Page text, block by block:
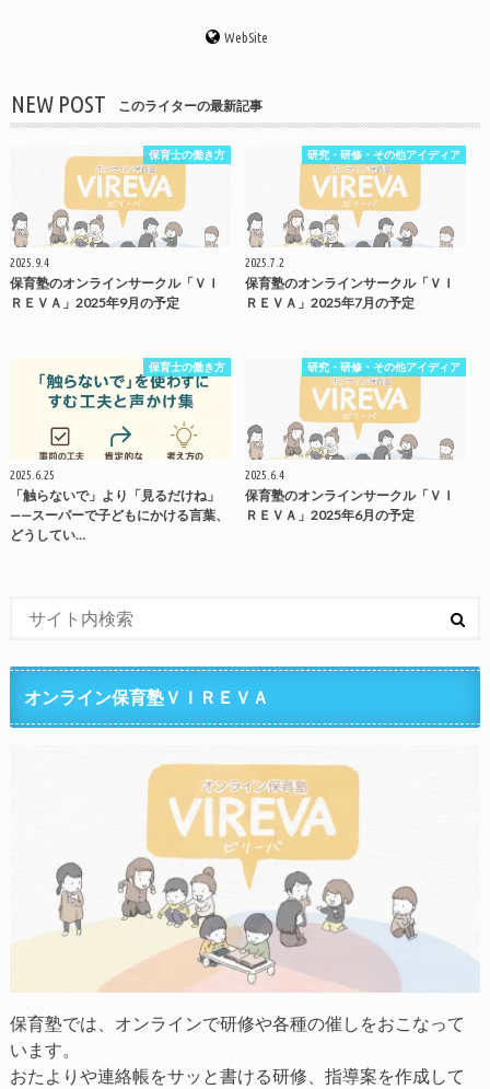
WebSite
NEW POST このライターの最新記事
保育士の働き方
2025.9.4
保育塾のオンラインサークル「ＶＩ
ＲＥＶＡ」2025年9月の予定
研究・研修・その他アイディア
2025.7.2
保育塾のオンラインサークル「ＶＩ
ＲＥＶＡ」2025年7月の予定
保育士の働き方
2025.6.25
「触らないで」より「見るだけね」
——スーパーで子どもにかける言葉、
どうしてい…
研究・研修・その他アイディア
2025.6.4
保育塾のオンラインサークル「ＶＩ
ＲＥＶＡ」2025年6月の予定
オンライン保育塾ＶＩＲＥＶＡ
保育塾では、オンラインで研修や各種の催しをおこなって
います。
おたよりや連絡帳をサッと書ける研修、指導案を作成して